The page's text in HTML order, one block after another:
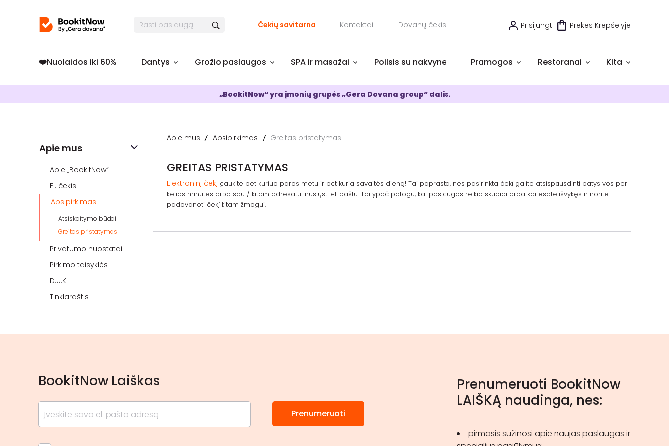
Čekių savitarna Kontaktai Dovanų čekis Prisijungti Prekės Krepšelyje
❤️️Nuolaidos iki 60% Dantys Grožio paslaugos SPA ir masažai Poilsis su nakvyne Pramogos Restoranai Kita
„BookitNow“ yra įmonių grupės „Gera Dovana group“ dalis.
Apie mus
Apie „BookitNow“
El. čekis
Apsipirkimas
Atsiskaitymo būdai
Greitas pristatymas
Privatumo nuostatai
Pirkimo taisyklės
D.U.K.
Tinklaraštis
Apie mus Apsipirkimas Greitas pristatymas
GREITAS PRISTATYMAS
Elektroninį čekį gaukite bet kuriuo paros metu ir bet kurią savaitės dieną! Tai paprasta, nes pasirinktą čekį galite atsispausdinti patys vos per
kelias minutes arba sau / kitam adresatui nusiųsti el. paštu. Tai ypač patogu, kai paslaugos reikia skubiai arba kai esate išvykęs ir norite
padovanoti čekį kitam žmogui.
BookitNow Laiškas
Prenumeruoti
Prenumeruoti BookitNow
LAIŠKĄ naudinga, nes:
pirmasis sužinosi apie naujas paslaugas ir